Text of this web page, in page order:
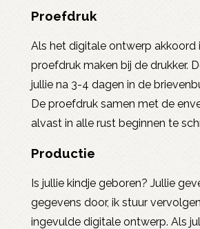
Proefdruk
Als het digitale ontwerp akkoord
proefdruk maken bij de drukker.
jullie na 3-4 dagen in de
De proefdruk samen met de
alvast in alle rust beginnen te
Productie
Is jullie kindje geboren? Jullie
gegevens door, ik stuur
ingevulde digitale ontwerp. Als